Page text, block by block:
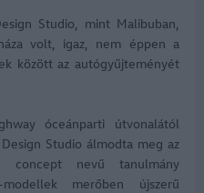
Studio, mint Malibuban,
volt, igaz, nem éppen a
között az autógyűjteményét
óceánparti útvonalától
Studio álmodta meg az
conceptnevű tanulmány
merőben újszerű